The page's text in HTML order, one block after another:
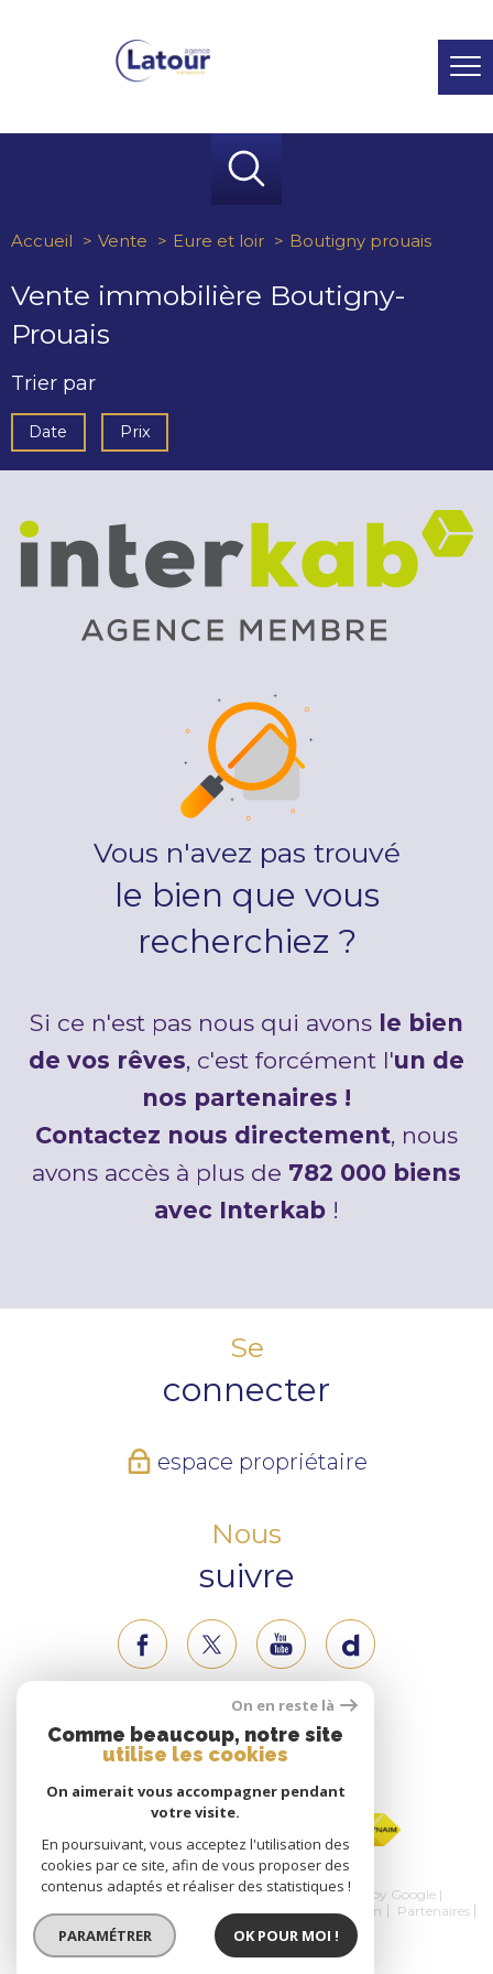
Accueil Vente Eure et loir Boutigny prouais
Vente immobilière Boutigny-
Prouais
Trier par
Date Prix
Vous n'avez pas trouvé
le bien que vous
recherchiez ?
Si ce n'est pas nous qui avons le bien
de vos rêves, c'est forcément l'un de
nos partenaires !
Contactez nous directement, nous
avons accès à plus de 782 000 biens
avec Interkab !
Se
connecter
espace propriétaire
Nous
suivre
Nous
adhérons
© 2026 | Tous droits réservés | Traduction powered by Google |
Nos honoraires
Plan du site Mentions légales Admin
Partenaires
Politique RGPD
Cookies
On en reste là
Comme beaucoup, notre site
utilise les cookies
On aimerait vous accompagner pendant
votre visite.
En poursuivant, vous acceptez l'utilisation des
cookies par ce site, afin de vous proposer des
contenus adaptés et réaliser des statistiques !
PARAMÉTRER OK POUR MOI !